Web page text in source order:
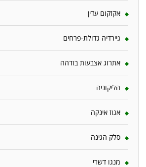
אקזקום עדין
גיירדיה גדולת-פרחים
אתרוג אצבעות בודהה
הליקוניה
אגוז אינקה
סלק הגינה
מנגו דשרי